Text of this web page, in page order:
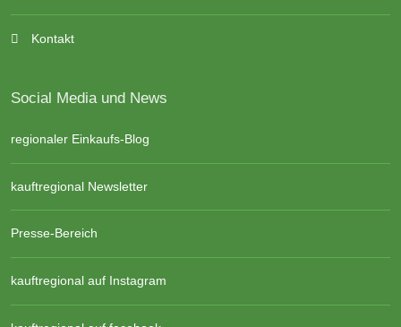
Kontakt
Social Media und News
regionaler Einkaufs-Blog
kauftregional Newsletter
Presse-Bereich
kauftregional auf Instagram